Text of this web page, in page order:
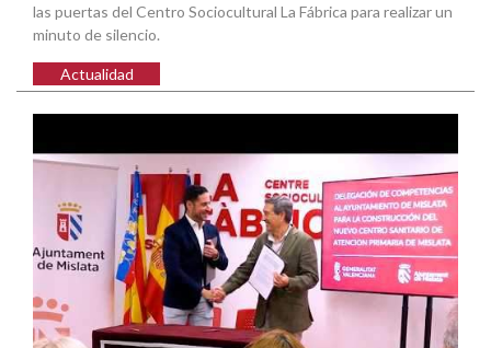
las puertas del Centro Sociocultural La Fábrica para realizar un
minuto de silencio.
Actualidad